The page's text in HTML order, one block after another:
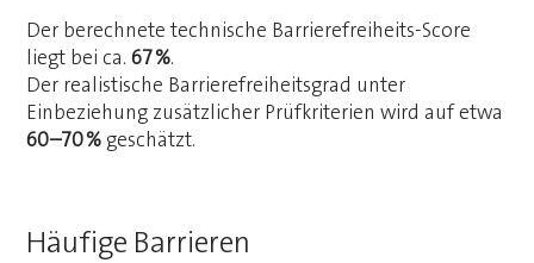
Der berechnete technische Barrierefreiheits-Score
liegt bei ca.67 %.
Der realistische Barrierefreiheitsgrad unter
Einbeziehung zusätzlicher Prüfkriterien wird auf etwa
60–70 % geschätzt.
Häufige Barrieren